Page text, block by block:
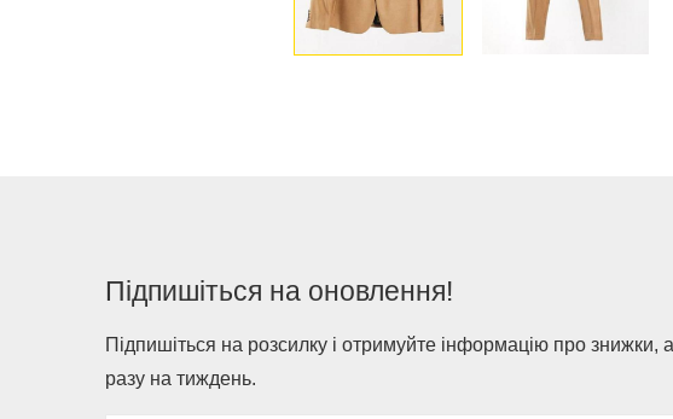
Підпишіться на оновлення!
Підпишіться на розсилку і отримуйте інформацію про знижки,
разу на тиждень.